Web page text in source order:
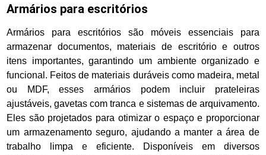
Armários para escritórios
Armários para escritórios são móveis essenciais para
armazenar documentos, materiais de escritório e outros
itens importantes, garantindo um ambiente organizado e
funcional. Feitos de materiais duráveis como madeira, metal
ou MDF, esses armários podem incluir prateleiras
ajustáveis, gavetas com tranca e sistemas de arquivamento.
Eles são projetados para otimizar o espaço e proporcionar
um armazenamento seguro, ajudando a manter a área de
trabalho limpa e eficiente. Disponíveis em diversos